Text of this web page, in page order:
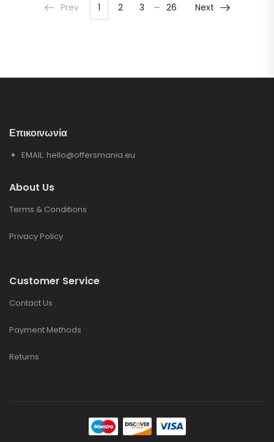
Prev 1 2 3 … 26 Next
Επικοινωνία
EMAIL: hello@offersmania.eu
About Us
Terms & Conditions
Privacy Policy
Customer Service
Contact Us
Payment Methods
Returns